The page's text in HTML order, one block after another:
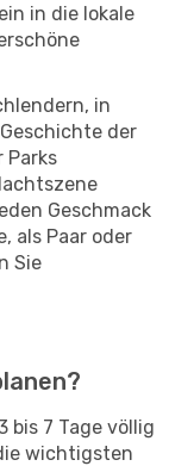
in die lokale
in
der
Parks
Geschmack
als Paar oder
Sie
bis 7 Tage völlig
wichtigsten